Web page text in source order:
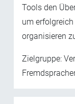
Tools den
um
organisieren
Zielgruppe: